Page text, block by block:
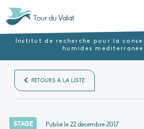
Tour du Valat
Institut de recherche pour la
humides
RETOURS À LA LISTE
STAGE Publié le22 décembre 2017